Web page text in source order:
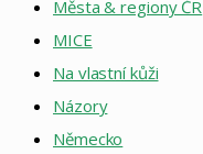
Města & regiony ČR
MICE
Na vlastní kůži
Názory
Německo